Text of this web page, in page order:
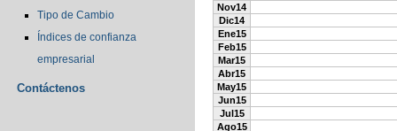
Tipo de Cambio
Índices de confianza
empresarial
Contáctenos
Nov14
Dic14
Ene15
Feb15
Mar15
Abr15
May15
Jun15
Jul15
Ago15